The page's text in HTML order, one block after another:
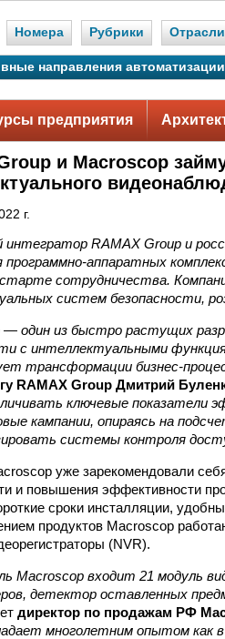
Номера Рубрики Отрасли
направления автоматизации
предприятия
и Macroscop
г.
RAMAX Group и
программно-аппаратных
сотрудничества.
систем безопасности,
— один из быстро растущих
с интеллектуальными
трансформации бизнес-
RAMAX Group Дмитрий
ключевые показатели
кампании, опираясь на
системы контроля
уже зарекомендовали
и повышения эффективности
сроки инсталляции,
продуктов Macroscop
(NVR).
Macroscop входит 21 модуль
детектор оставленных
директор по продажам РФ
многолетним опытом как